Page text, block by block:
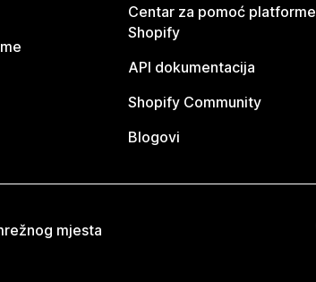
Centar za pomoć platforme
Shopify
API dokumentacija
Shopify Community
Blogovi
mjesta